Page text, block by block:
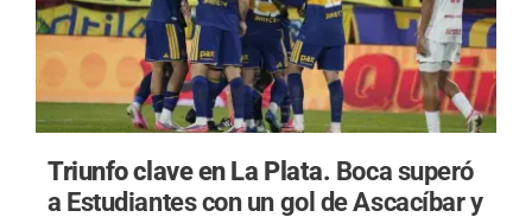
Triunfo clave en La Plata. Boca superó
a Estudiantes con un gol de Ascacíbar y